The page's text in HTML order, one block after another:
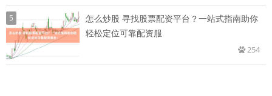
5
怎么炒股 寻找股票配资平台？一站式指南助你
轻松定位可靠配资服
254